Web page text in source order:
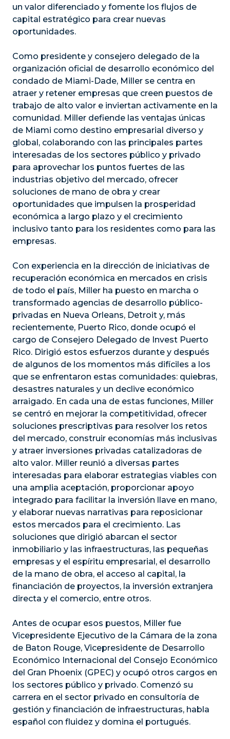
un valor diferenciado y fomente los flujos de
capital estratégico para crear nuevas
oportunidades.
Como presidente y consejero delegado de la
organización oficial de desarrollo económico del
condado de Miami-Dade, Miller se centra en
atraer y retener empresas que creen puestos de
trabajo de alto valor e inviertan activamente en la
comunidad. Miller defiende las ventajas únicas
de Miami como destino empresarial diverso y
global, colaborando con las principales partes
interesadas de los sectores público y privado
para aprovechar los puntos fuertes de las
industrias objetivo del mercado, ofrecer
soluciones de mano de obra y crear
oportunidades que impulsen la prosperidad
económica a largo plazo y el crecimiento
inclusivo tanto para los residentes como para las
empresas.
Con experiencia en la dirección de iniciativas de
recuperación económica en mercados en crisis
de todo el país, Miller ha puesto en marcha o
transformado agencias de desarrollo público-
privadas en Nueva Orleans, Detroit y, más
recientemente, Puerto Rico, donde ocupó el
cargo de Consejero Delegado de Invest Puerto
Rico. Dirigió estos esfuerzos durante y después
de algunos de los momentos más difíciles a los
que se enfrentaron estas comunidades: quiebras,
desastres naturales y un declive económico
arraigado. En cada una de estas funciones, Miller
se centró en mejorar la competitividad, ofrecer
soluciones prescriptivas para resolver los retos
del mercado, construir economías más inclusivas
y atraer inversiones privadas catalizadoras de
alto valor. Miller reunió a diversas partes
interesadas para elaborar estrategias viables con
una amplia aceptación, proporcionar apoyo
integrado para facilitar la inversión llave en mano,
y elaborar nuevas narrativas para reposicionar
estos mercados para el crecimiento. Las
soluciones que dirigió abarcan el sector
inmobiliario y las infraestructuras, las pequeñas
empresas y el espíritu empresarial, el desarrollo
de la mano de obra, el acceso al capital, la
financiación de proyectos, la inversión extranjera
directa y el comercio, entre otros.
Antes de ocupar esos puestos, Miller fue
Vicepresidente Ejecutivo de la Cámara de la zona
de Baton Rouge, Vicepresidente de Desarrollo
Económico Internacional del Consejo Económico
del Gran Phoenix (GPEC) y ocupó otros cargos en
los sectores público y privado. Comenzó su
carrera en el sector privado en consultoría de
gestión y financiación de infraestructuras, habla
español con fluidez y domina el portugués.